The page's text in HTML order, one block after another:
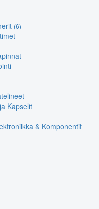
(6)
Kapselit
& Komponentit